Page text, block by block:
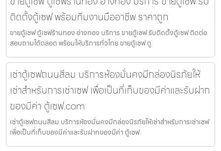
ติดตั้งตู้เซฟ พร้อมทีมงานมืออาชีพ ราคาถูก
ขายตู้เซฟ ตู้เซฟร้านทอง อ่างทอง บริการ ขายตู้เซฟ รับติดตั้งตู้เซฟ ติดต่อ
สอบถามได้ตลอด พร้อมให้บริการทั่วไทย ขายตู้เซฟ ตู
เช่าตู้เซฟถนนสีลม บริการห้องมั่นคงมีกล่องนิรภัยให้
เช่าสำหรับการเช่าเซฟ เพื่อเป็นที่เก็บของมีค่าและรับฝาก
ของมีค่า ตู้เซฟ.com
เช่าตู้เซฟถนนสีลม บริการห้องมั่นคงมีกล่องนิรภัยให้เช่าสำหรับการเช่าเซฟ
เพื่อเป็นที่เก็บของมีค่าและรับฝากของมีค่า ตู้เซฟ.